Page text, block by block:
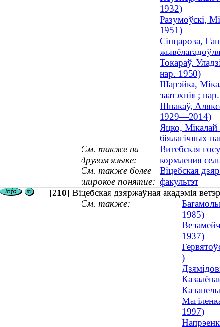
1932)
Разумоўскі,
1951)
Сінцарова,
Токараў,
нар. 1950)
Шарэйка,
заатэхнія ;
Шпакаў,
1929—2014)
Яцко, Мікалай
біялагічных
См. также на
другом языке:
Витебская
кормления
См. также более
широкое понятие:
Віцебская
факультэт
[210] Віцебская дзяржаўная акадэмія
См. также:
1985)
1937)
)
1997)